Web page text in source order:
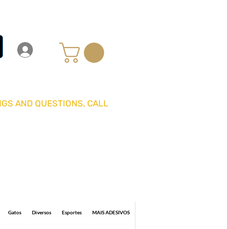
AND QUESTIONS, CALL
Gatos Diversos Esportes MAIS ADESIVOS